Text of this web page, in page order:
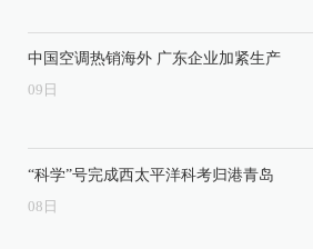
中国空调热销海外 广东企业加紧生产
09 日
“科学”号完成西太平洋科考归港青岛
08 日